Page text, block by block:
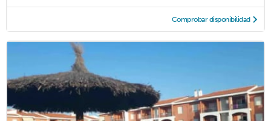
Comprobar disponibilidad